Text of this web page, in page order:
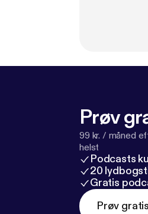
Prøv
99 kr. / måned
helst
Podcasts
20
Gratis
Prøv gratis